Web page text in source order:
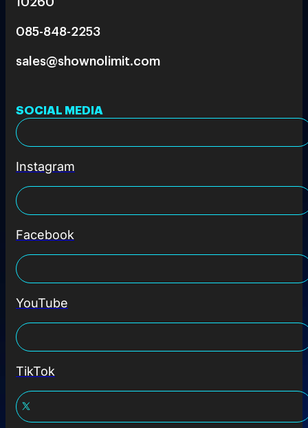
085-848-2253
sales@shownolimit.com
SOCIAL MEDIA
Instagram
Facebook
YouTube
TikTok